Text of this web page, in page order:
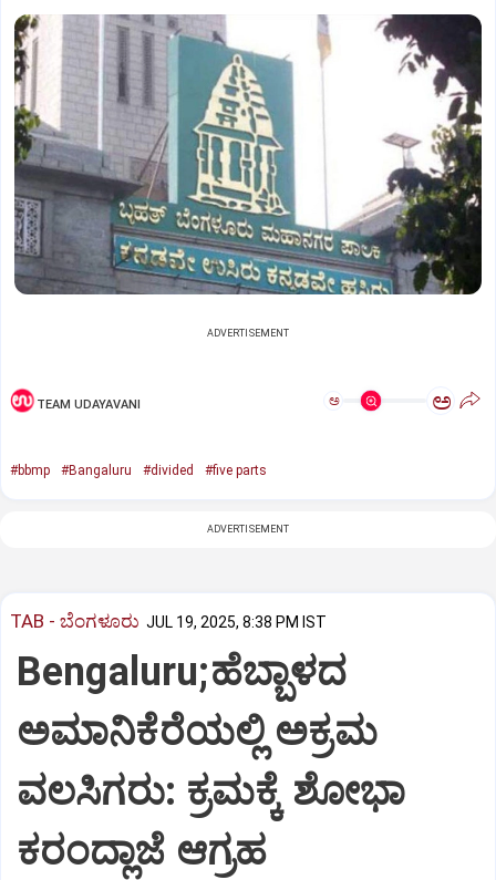
ADVERTISEMENT
TEAM UDAYAVANI ಅ ಅ
#bbmp #Bangaluru #divided #five parts
ADVERTISEMENT
TAB - ಬೆಂಗಳೂರು JUL 19, 2025, 8:38 PM IST
Bengaluru;ಹೆಬ್ಬಾಳದ
ಅಮಾನಿಕೆರೆಯಲ್ಲಿ ಅಕ್ರಮ
ವಲಸಿಗರು: ಕ್ರಮಕ್ಕೆ ಶೋಭಾ
ಕರಂದ್ಲಾಜೆ ಆಗ್ರಹ